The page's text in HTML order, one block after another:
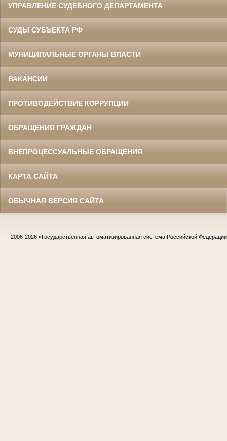
УПРАВЛЕНИЕ СУДЕБНОГО ДЕПАРТАМЕНТА
СУДЫ СУБЪЕКТА РФ
МУНИЦИПАЛЬНЫЕ ОРГАНЫ ВЛАСТИ
ВАКАНСИИ
ПРОТИВОДЕЙСТВИЕ КОРРУПЦИИ
ОБРАЩЕНИЯ ГРАЖДАН
ВНЕПРОЦЕССУАЛЬНЫЕ ОБРАЩЕНИЯ
КАРТА САЙТА
ОБЫЧНАЯ ВЕРСИЯ САЙТА
2006-2026 «Государственная автоматизированная система Российской